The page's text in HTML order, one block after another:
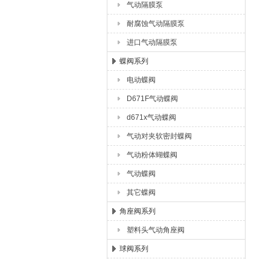
气动隔膜泵
耐腐蚀气动隔膜泵
进口气动隔膜泵
蝶阀系列
电动蝶阀
D671F气动蝶阀
d671x气动蝶阀
气动对夹软密封蝶阀
气动粉体蝴蝶阀
气动蝶阀
其它蝶阀
角座阀系列
塑料头气动角座阀
球阀系列